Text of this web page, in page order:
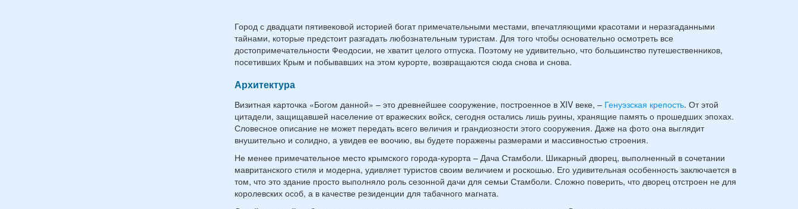
Город с двадцати пятивековой историей богат примечательными местами, впечатляющими красотами и неразгаданными
тайнами, которые предстоит разгадать любознательным туристам. Для того чтобы основательно осмотреть все
достопримечательности Феодосии, не хватит целого отпуска. Поэтому не удивительно, что большинство путешественников,
посетивших Крым и побывавших на этом курорте, возвращаются сюда снова и снова.
Архитектура
Визитная карточка «Богом данной» – это древнейшее сооружение, построенное в XIV веке, – Генуэзская крепость. От этой
цитадели, защищавшей население от вражеских войск, сегодня остались лишь руины, хранящие память о прошедших эпохах.
Словесное описание не может передать всего величия и грандиозности этого сооружения. Даже на фото она выглядит
внушительно и солидно, а увидев ее воочию, вы будете поражены размерами и массивностью строения.
Не менее примечательное место крымского города-курорта – Дача Стамболи. Шикарный дворец, выполненный в сочетании
мавританского стиля и модерна, удивляет туристов своим величием и роскошью. Его удивительная особенность заключается в
том, что это здание просто выполняло роль сезонной дачи для семьи Стамболи. Сложно поверить, что дворец отстроен не для
королевских особ, а в качестве резиденции для табачного магната.